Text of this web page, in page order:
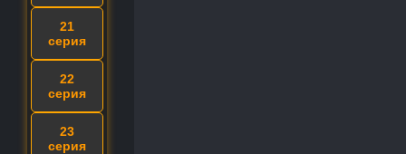
21
серия
22
серия
23
серия